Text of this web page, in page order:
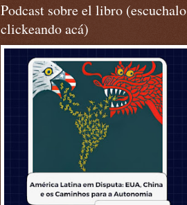
Podcast sobre el libro (escuchalo
clickeando acá)